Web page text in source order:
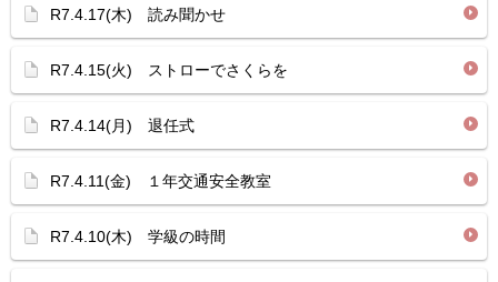
R7.4.17(木) 読み聞かせ
R7.4.15(火) ストローでさくらを
R7.4.14(月) 退任式
R7.4.11(金) １年交通安全教室
R7.4.10(木) 学級の時間